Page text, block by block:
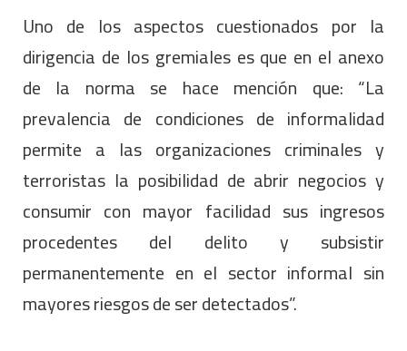
Uno de los aspectos cuestionados por la
dirigencia de los gremiales es que en el anexo
de la norma se hace mención que: “La
prevalencia de condiciones de informalidad
permite a las organizaciones criminales y
terroristas la posibilidad de abrir negocios y
consumir con mayor facilidad sus ingresos
procedentes del delito y subsistir
permanentemente en el sector informal sin
mayores riesgos de ser detectados”.